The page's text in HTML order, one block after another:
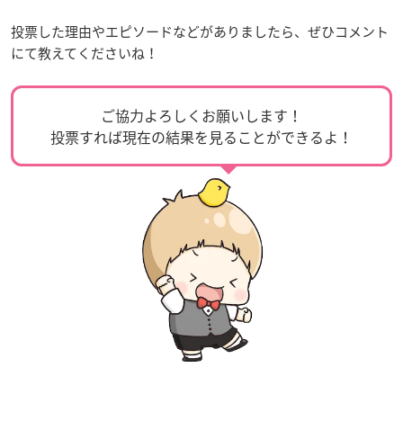
投票した理由やエピソードなどがありましたら、ぜひコメント
にて教えてくださいね！
ご協力よろしくお願いします！
投票すれば現在の結果を見ることができるよ！